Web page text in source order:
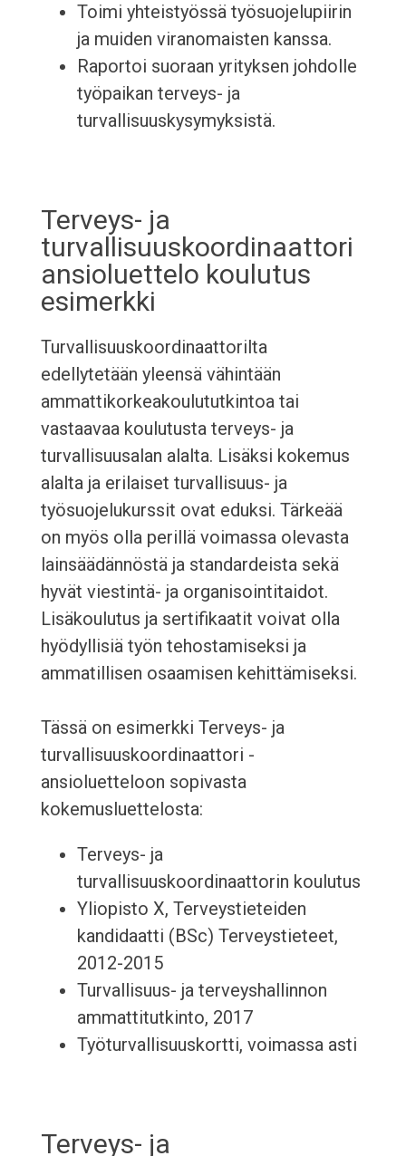
Toimi yhteistyössä työsuojelupiirin
ja muiden viranomaisten kanssa.
Raportoi suoraan yrityksen johdolle
työpaikan terveys- ja
turvallisuuskysymyksistä.
Terveys- ja
turvallisuuskoordinaattori
ansioluettelo koulutus
esimerkki
Turvallisuuskoordinaattorilta
edellytetään yleensä vähintään
ammattikorkeakoulututkintoa tai
vastaavaa koulutusta terveys- ja
turvallisuusalan alalta. Lisäksi kokemus
alalta ja erilaiset turvallisuus- ja
työsuojelukurssit ovat eduksi. Tärkeää
on myös olla perillä voimassa olevasta
lainsäädännöstä ja standardeista sekä
hyvät viestintä- ja organisointitaidot.
Lisäkoulutus ja sertifikaatit voivat olla
hyödyllisiä työn tehostamiseksi ja
ammatillisen osaamisen kehittämiseksi.
Tässä on esimerkki Terveys- ja
turvallisuuskoordinaattori -
ansioluetteloon sopivasta
kokemusluettelosta:
Terveys- ja
turvallisuuskoordinaattorin koulutus
Yliopisto X, Terveystieteiden
kandidaatti (BSc) Terveystieteet,
2012-2015
Turvallisuus- ja terveyshallinnon
ammattitutkinto, 2017
Työturvallisuuskortti, voimassa asti
Terveys- ja